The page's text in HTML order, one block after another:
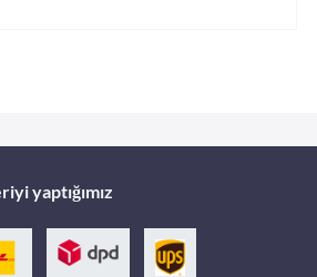
yaptığımız